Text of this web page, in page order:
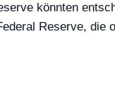
könnten
Reserve, die